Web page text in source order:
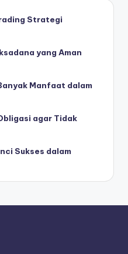
Strategi
yang Aman
Manfaat dalam
agar Tidak
Sukses dalam